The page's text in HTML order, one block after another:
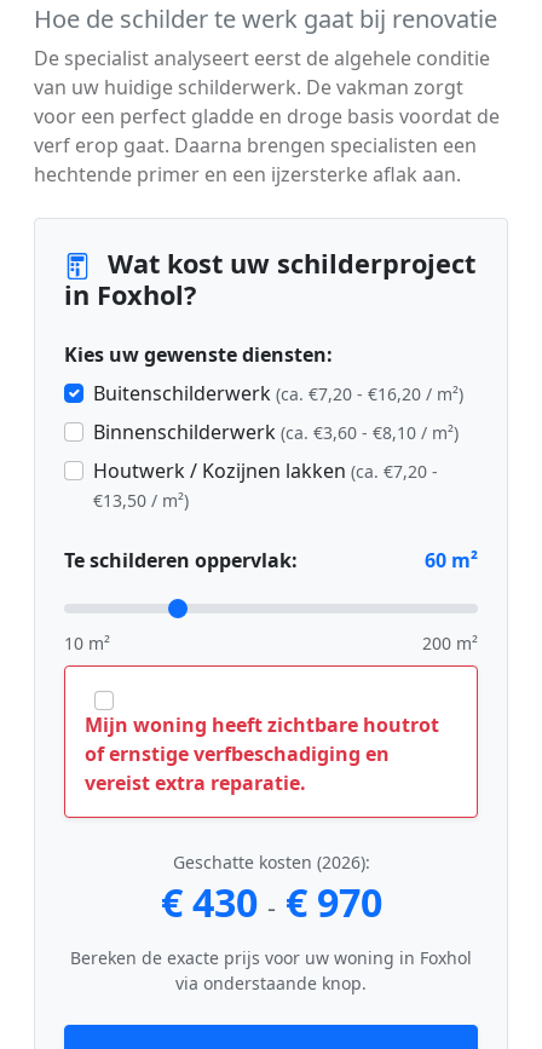
Hoe de schilder te werk gaat bij renovatie
De specialist analyseert eerst de algehele conditie
van uw huidige schilderwerk. De vakman zorgt
voor een perfect gladde en droge basis voordat de
verf erop gaat. Daarna brengen specialisten een
hechtende primer en een ijzersterke aflak aan.
Wat kost uw schilderproject
in Foxhol?
Kies uw gewenste diensten:
Buitenschilderwerk (ca. €7,20 - €16,20 / m²)
Binnenschilderwerk (ca. €3,60 - €8,10 / m²)
Houtwerk / Kozijnen lakken (ca. €7,20 -
€13,50 / m²)
Te schilderen oppervlak: 60 m²
10 m² 200 m²
Mijn woning heeft zichtbare houtrot
of ernstige verfbeschadiging en
vereist extra reparatie.
Geschatte kosten (2026):
€ 430 - € 970
Bereken de exacte prijs voor uw woning in Foxhol
via onderstaande knop.